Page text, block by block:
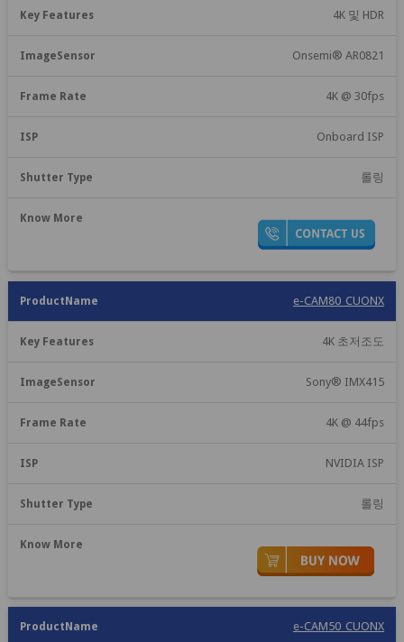
4K 및 HDR
Onsemi® AR0821
4K @ 30fps
Onboard ISP
롤링
e-CAM80_CUONX
4K 초저조도
Sony® IMX415
4K @ 44fps
NVIDIA ISP
롤링
e-CAM50_CUONX